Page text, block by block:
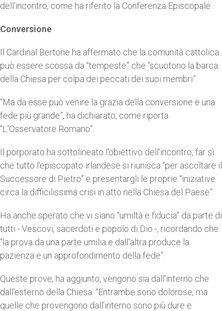
dell'incontro, come ha riferito la Conferenza Episcopale.
Conversione
Il Cardinal Bertone ha affermato che la comunità cattolica
può essere scossa da “tempeste” che “scuotono la barca
della Chiesa per colpa dei peccati dei suoi membri”.
“Ma da esse può venire la grazia della conversione e una
fede più grande”, ha dichiarato, come riporta
“L'Osservatore Romano”.
Il porporato ha sottolineato l'obiettivo dell'incontro, far sì
che tutto l'episcopato irlandese si riunisca “per ascoltare il
Successore di Pietro” e presentargli le proprie “iniziative
circa la difficilissima crisi in atto nella Chiesa del Paese”.
Ha anche sperato che vi siano “umiltà e fiducia” da parte di
tutti - Vescovi, sacerdoti e popolo di Dio -, ricordando che
“la prova da una parte umilia e dall'altra produce la
pazienza e un approfondimento della fede”.
Queste prove, ha aggiunto, vengono sia dall'interno che
dall'esterno della Chiesa. “Entrambe sono dolorose, ma
quelle che provengono dall'interno sono più dure e